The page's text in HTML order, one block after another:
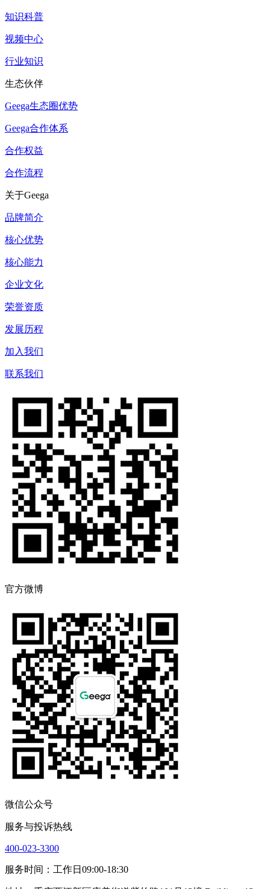
知识科普
视频中心
行业知识
生态伙伴
Geega生态圈优势
Geega合作体系
合作权益
合作流程
关于Geega
品牌简介
核心优势
核心能力
企业文化
荣誉资质
发展历程
加入我们
联系我们
官方微博
微信公众号
服务与投诉热线
400-023-3300
服务时间：工作日09:00-18:30